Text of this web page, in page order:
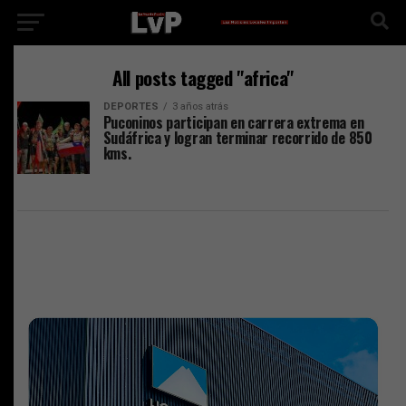
All posts tagged "africa"
DEPORTES 3 años atrás
Puconinos participan en carrera extrema en
Sudáfrica y logran terminar recorrido de 850
kms.